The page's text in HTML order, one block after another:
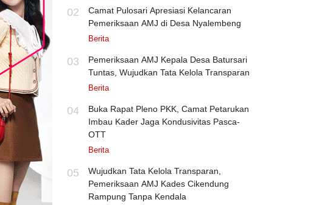
02
Camat Pulosari Apresiasi Kelancaran
Pemeriksaan AMJ di Desa Nyalembeng
Berita
03
Pemeriksaan AMJ Kepala Desa Batursari
Tuntas, Wujudkan Tata Kelola Transparan
Berita
04
Buka Rapat Pleno PKK, Camat Petarukan
Imbau Kader Jaga Kondusivitas Pasca-
OTT
Berita
05
Wujudkan Tata Kelola Transparan,
Pemeriksaan AMJ Kades Cikendung
Rampung Tanpa Kendala